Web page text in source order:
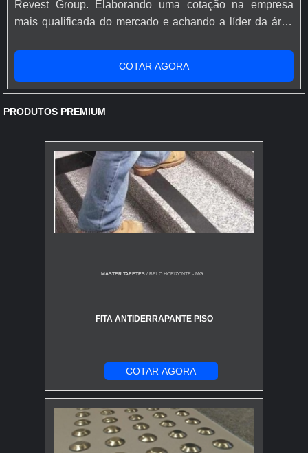
Revest Group. Elaborando uma cotação na empresa
mais qualificada do mercado e achando a líder da área
parquinho, com a Revest Group atingirá proteção com
rápido atendimento na venda e pós-venda.MAIS SOBRE
PISO EMBORRACHADO PARA PARQUINHOHá muitas
maneiras eficientes de demonstrar compet...
COTAR AGORA
PRODUTOS PREMIUM
MASTER TAPETES / BELO HORIZONTE - MG
FITA ANTIDERRAPANTE PISO
COTAR AGORA